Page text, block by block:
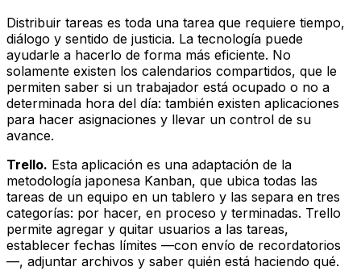
Distribuir tareas es toda una tarea que requiere tiempo,
diálogo y sentido de justicia. La tecnología puede
ayudarle a hacerlo de forma más eficiente. No
solamente existen los calendarios compartidos, que le
permiten saber si un trabajador está ocupado o no a
determinada hora del día: también existen aplicaciones
para hacer asignaciones y llevar un control de su
avance.
Trello. Esta aplicación es una adaptación de la
metodología japonesa Kanban, que ubica todas las
tareas de un equipo en un tablero y las separa en tres
categorías: por hacer, en proceso y terminadas. Trello
permite agregar y quitar usuarios a las tareas,
establecer fechas límites —con envío de recordatorios
—, adjuntar archivos y saber quién está haciendo qué.